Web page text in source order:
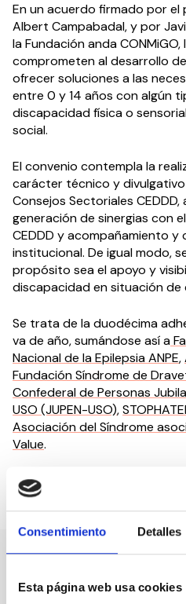
Consentimiento Detalles
Esta página web usa cookies
En un acuerdo firmado por el
Albert Campabadal, y por
la Fundación anda
comprometen al desarrollo
ofrecer soluciones a las
entre 0 y 14 años con algún
discapacidad física o
social.
El convenio contempla la
carácter técnico y
Consejos Sectoriales
generación de sinergias con
CEDDD y acompañamiento
institucional. De igual modo,
propósito sea el apoyo y
discapacidad en situación de
Se trata de la duodécima
va de año, sumándose así a
Nacional de la Epilepsia ANPE,
Fundación Síndrome de
Confederal de Personas
USO (JUPEN-USO),
Asociación del Síndrome
Value.
Compartir en:
Nuestro canal de